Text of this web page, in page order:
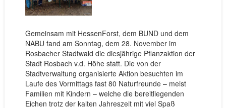
Gemeinsam mit HessenForst, dem BUND und dem
NABU fand am Sonntag, dem 28. November im
Rosbacher Stadtwald die diesjährige Pflanzaktion der
Stadt Rosbach v.d. Höhe statt. Die von der
Stadtverwaltung organisierte Aktion besuchten im
Laufe des Vormittags fast 80 Naturfreunde – meist
Familien mit Kindern – welche die bereitliegenden
Eichen trotz der kalten Jahreszeit mit viel Spaß